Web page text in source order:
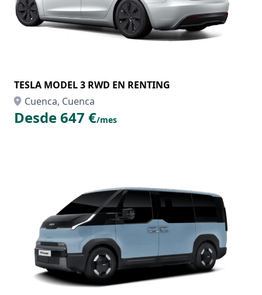
TESLA MODEL 3 RWD EN RENTING
Cuenca, Cuenca
Desde 647 €/mes